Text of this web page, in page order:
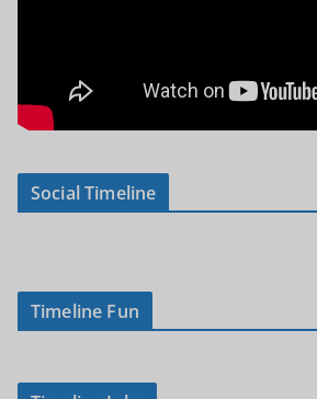
Social Timeline
Timeline Fun